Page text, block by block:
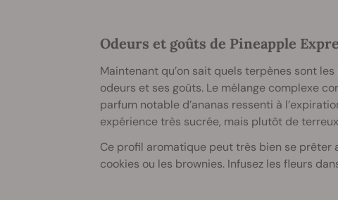
Odeurs et goûts de Pineapple
Maintenant qu’on sait quels terpènes sont
odeurs et ses goûts. Le mélange complexe
parfum notable d’ananas ressenti à
expérience très sucrée, mais plutôt de
Ce profil aromatique peut très bien se prêter
cookies ou les brownies. Infusez les fleurs